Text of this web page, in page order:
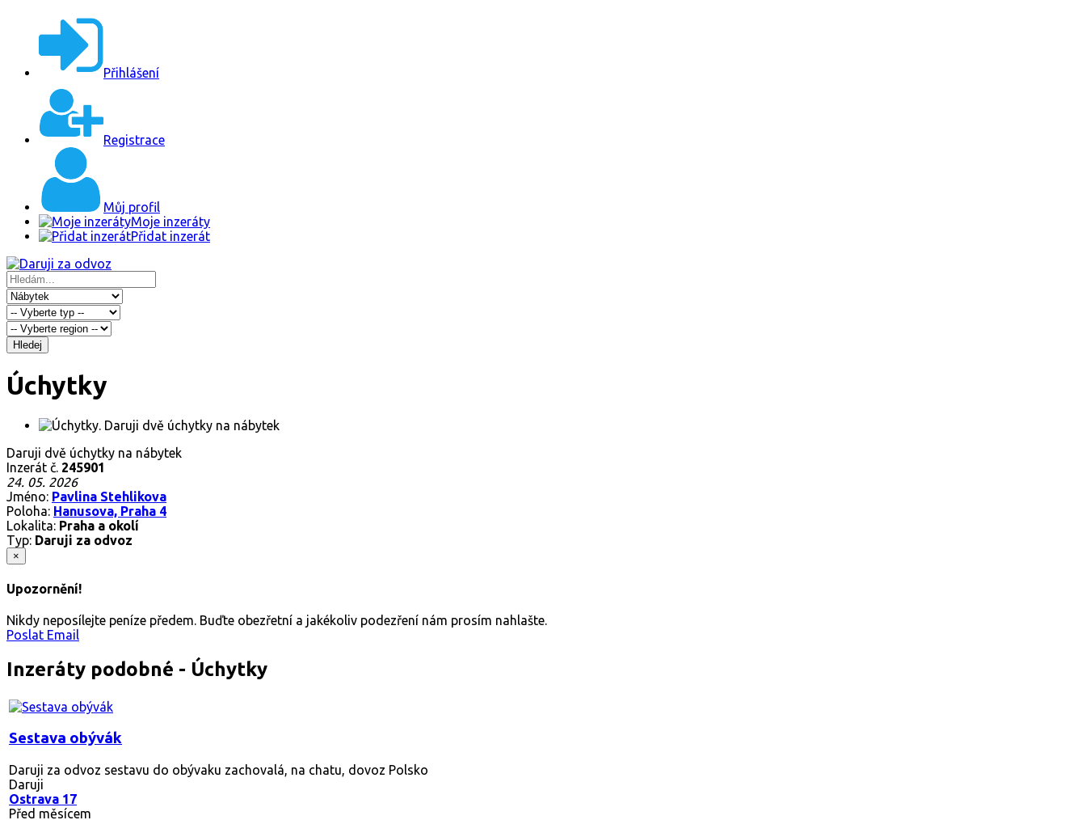
Přihlášení
Registrace
Můj profil
Moje inzeráty
Přidat inzerát
Hledej
Úchytky
Daruji dvě úchytky na nábytek
Inzerát č. 245901
24. 05. 2026
Jméno: Pavlina Stehlikova
Poloha: Hanusova, Praha 4
Lokalita: Praha a okolí
Typ: Daruji za odvoz
×
Upozornění!
Nikdy neposílejte peníze předem. Buďte obezřetní a jakékoliv podezření nám prosím nahlašte.
Poslat Email
Inzeráty podobné - Úchytky
Sestava obývák
Daruji za odvoz sestavu do obývaku zachovalá, na chatu, dovoz Polsko
Daruji
Ostrava 17
Před měsícem